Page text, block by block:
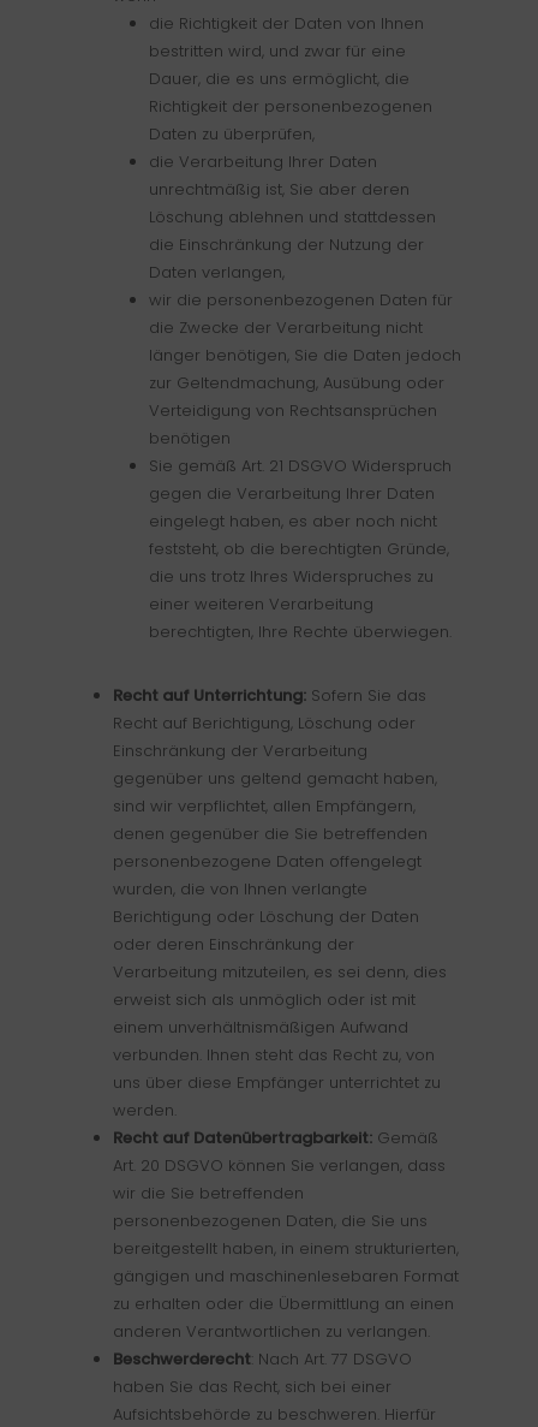
die Richtigkeit der Daten von Ihnen
bestritten wird, und zwar für eine
Dauer, die es uns ermöglicht, die
Richtigkeit der personenbezogenen
Daten zu überprüfen,
die Verarbeitung Ihrer Daten
unrechtmäßig ist, Sie aber deren
Löschung ablehnen und stattdessen
die Einschränkung der Nutzung der
Daten verlangen,
wir die personenbezogenen Daten für
die Zwecke der Verarbeitung nicht
länger benötigen, Sie die Daten jedoch
zur Geltendmachung, Ausübung oder
Verteidigung von Rechtsansprüchen
benötigen
Sie gemäß Art. 21 DSGVO Widerspruch
gegen die Verarbeitung Ihrer Daten
eingelegt haben, es aber noch nicht
feststeht, ob die berechtigten Gründe,
die uns trotz Ihres Widerspruches zu
einer weiteren Verarbeitung
berechtigten, Ihre Rechte überwiegen.
Recht auf Unterrichtung: Sofern Sie das
Recht auf Berichtigung, Löschung oder
Einschränkung der Verarbeitung
gegenüber uns geltend gemacht haben,
sind wir verpflichtet, allen Empfängern,
denen gegenüber die Sie betreffenden
personenbezogene Daten offengelegt
wurden, die von Ihnen verlangte
Berichtigung oder Löschung der Daten
oder deren Einschränkung der
Verarbeitung mitzuteilen, es sei denn, dies
erweist sich als unmöglich oder ist mit
einem unverhältnismäßigen Aufwand
verbunden. Ihnen steht das Recht zu, von
uns über diese Empfänger unterrichtet zu
werden.
Recht auf Datenübertragbarkeit: Gemäß
Art. 20 DSGVO können Sie verlangen, dass
wir die Sie betreffenden
personenbezogenen Daten, die Sie uns
bereitgestellt haben, in einem strukturierten,
gängigen und maschinenlesebaren Format
zu erhalten oder die Übermittlung an einen
anderen Verantwortlichen zu verlangen.
Beschwerderecht : Nach Art. 77 DSGVO
haben Sie das Recht, sich bei einer
Aufsichtsbehörde zu beschweren. Hierfür